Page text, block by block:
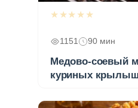
★★★★★
1151 90 мин
Медово-соевый
куриных